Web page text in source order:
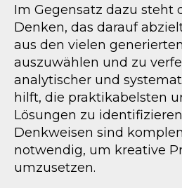
Im Gegensatz dazu steht
Denken, das darauf
aus den vielen
auszuwählen und zu
analytischer und
hilft, die praktikabelsten
Lösungen zu
Denkweisen sind
notwendig, um kreative
umzusetzen.